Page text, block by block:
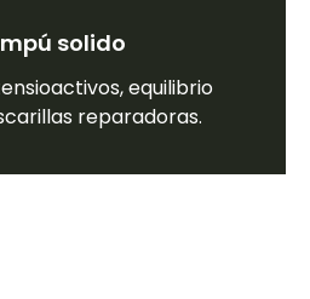
solido
equilibrio
reparadoras.